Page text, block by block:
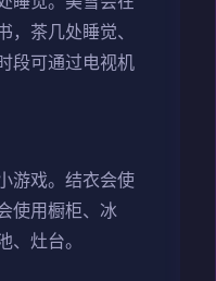
，茶几处睡觉、
段可通过电视机
游戏。 结衣会使
使用橱柜、冰
、灶台。